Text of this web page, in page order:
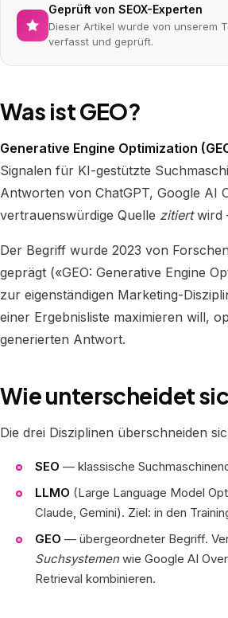
Geprüft von SEOX-Experten
Dieser Artikel wurde von unserem
verfasst und geprüft.
Was ist GEO?
Generative Engine Optimization
Signalen für KI-gestützte
Antworten von ChatGPT, Google AI
vertrauenswürdige Quelle zitiertwird
Der Begriff wurde 2023 von
geprägt («GEO: Generative Engine
zur eigenständigen Marketing-
einer Ergebnisliste maximieren will,
generierten Antwort.
Wie unterscheidet
Die drei Disziplinen überschneiden
SEO — klassische
LLMO (Large Language Model
Claude, Gemini). Ziel: in den
GEO — übergeordneter Begriff.
Suchsystemenwie Google AI
Retrieval kombinieren.